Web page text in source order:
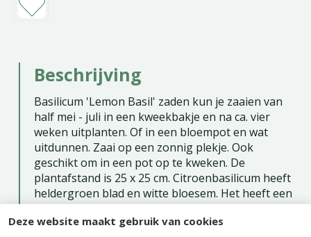
Deze website maakt gebruik van cookies
Beschrijving
Basilicum 'Lemon Basil' zaden kun je zaaien van
half mei - juli in een kweekbakje en na ca. vier
weken uitplanten. Of in een bloempot en wat
uitdunnen. Zaai op een zonnig plekje. Ook
geschikt om in een pot op te kweken. De
plantafstand is 25 x 25 cm. Citroenbasilicum heeft
heldergroen blad en witte bloesem. Het heeft een
aangename citroensmaak en geur. Er zitten ca.
600 zaden per gram in een zakje.